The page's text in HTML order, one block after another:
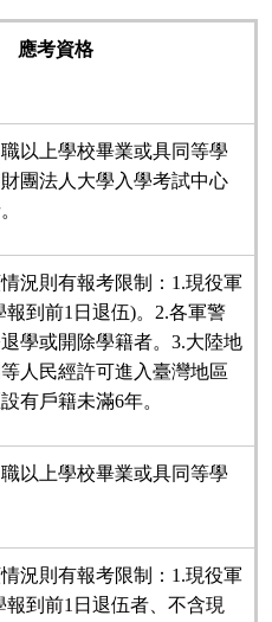
應考資格
以上學校畢業或具同等學
團法人大學入學考試中心
況則有報考限制：1.現役軍
報到前1日退伍)。2.各軍警
學或開除學籍者。3.大陸地
人民經許可進入臺灣地區
有戶籍未滿6年。
以上學校畢業或具同等學
況則有報考限制：1.現役軍
報到前1日退伍者、不含現